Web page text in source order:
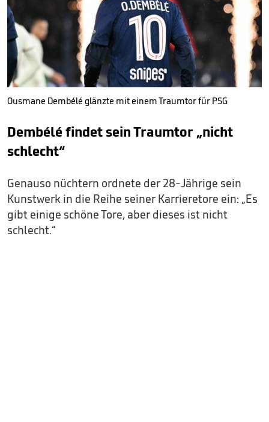
Ousmane Dembélé glänzte mit einem Traumtor für PSG
Dembélé findet sein Traumtor „nicht
schlecht“
Genauso nüchtern ordnete der 28-Jährige sein
Kunstwerk in die Reihe seiner Karrieretore ein: „Es
gibt einige schöne Tore, aber dieses ist nicht
schlecht.“